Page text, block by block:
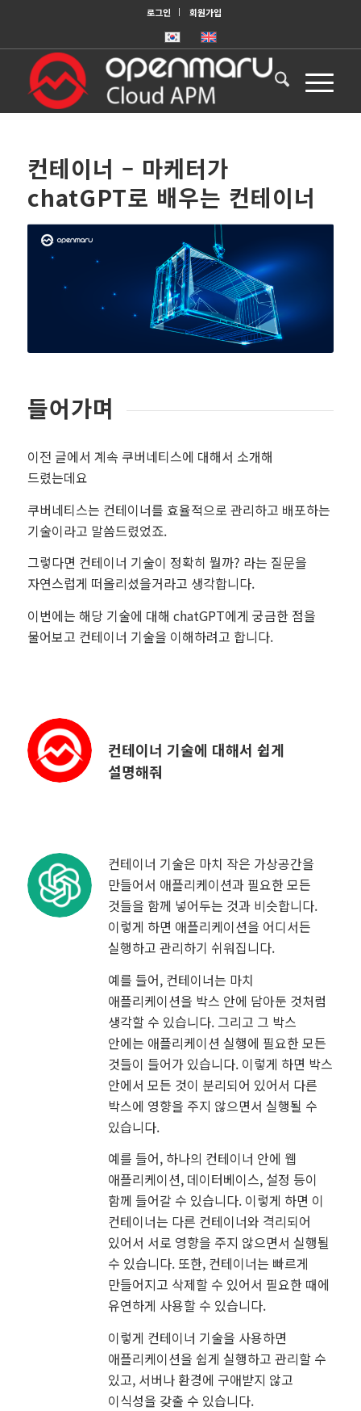
로그인 회원가입
컨테이너 – 마케터가
chatGPT로 배우는 컨테이너
들어가며
이전 글에서 계속 쿠버네티스에 대해서 소개해
드렸는데요
쿠버네티스는 컨테이너를 효율적으로 관리하고 배포하는
기술이라고 말씀드렸었죠.
그렇다면 컨테이너 기술이 정확히 뭘까? 라는 질문을
자연스럽게 떠올리셨을거라고 생각합니다.
이번에는 해당 기술에 대해 chatGPT에게 궁금한 점을
물어보고 컨테이너 기술을 이해하려고 합니다.
컨테이너 기술에 대해서 쉽게
설명해줘
컨테이너 기술은 마치 작은 가상공간을
만들어서 애플리케이션과 필요한 모든
것들을 함께 넣어두는 것과 비슷합니다.
이렇게 하면 애플리케이션을 어디서든
실행하고 관리하기 쉬워집니다.
예를 들어, 컨테이너는 마치
애플리케이션을 박스 안에 담아둔 것처럼
생각할 수 있습니다. 그리고 그 박스
안에는 애플리케이션 실행에 필요한 모든
것들이 들어가 있습니다. 이렇게 하면 박스
안에서 모든 것이 분리되어 있어서 다른
박스에 영향을 주지 않으면서 실행될 수
있습니다.
예를 들어, 하나의 컨테이너 안에 웹
애플리케이션, 데이터베이스, 설정 등이
함께 들어갈 수 있습니다. 이렇게 하면 이
컨테이너는 다른 컨테이너와 격리되어
있어서 서로 영향을 주지 않으면서 실행될
수 있습니다. 또한, 컨테이너는 빠르게
만들어지고 삭제할 수 있어서 필요한 때에
유연하게 사용할 수 있습니다.
이렇게 컨테이너 기술을 사용하면
애플리케이션을 쉽게 실행하고 관리할 수
있고, 서버나 환경에 구애받지 않고
이식성을 갖출 수 있습니다.